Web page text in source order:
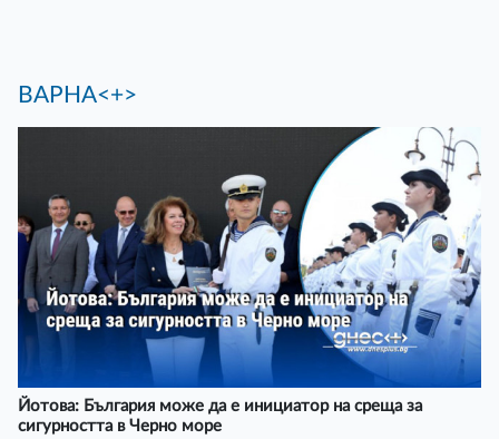
ВАРНА<+>
Йотова: България може да е инициатор на среща за
сигурността в Черно море